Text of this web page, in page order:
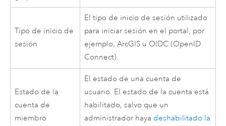
Tipo de inicio de
sesión
El tipo de inicio de sesión utilizado
para iniciar sesión en el portal; por
ejemplo, ArcGIS u OIDC (OpenID
Connect).
Estado de la
cuenta de
miembro
El estado de una cuenta de
usuario. El estado de la cuenta está
habilitado, salvo que un
administrador haya deshabilitado la